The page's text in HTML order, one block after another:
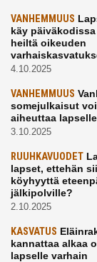
VANHEMMUUS
käy
heiltä oikeuden
4.10.2025
VANHEMMUUS
somejulkaisut
aiheuttaa
3.10.2025
RUUHKAVUODET
lapset, ettehän
köyhyyttä
jälkipolville?
2.10.2025
KASVATUS
kannattaa alkaa
lapselle varhain